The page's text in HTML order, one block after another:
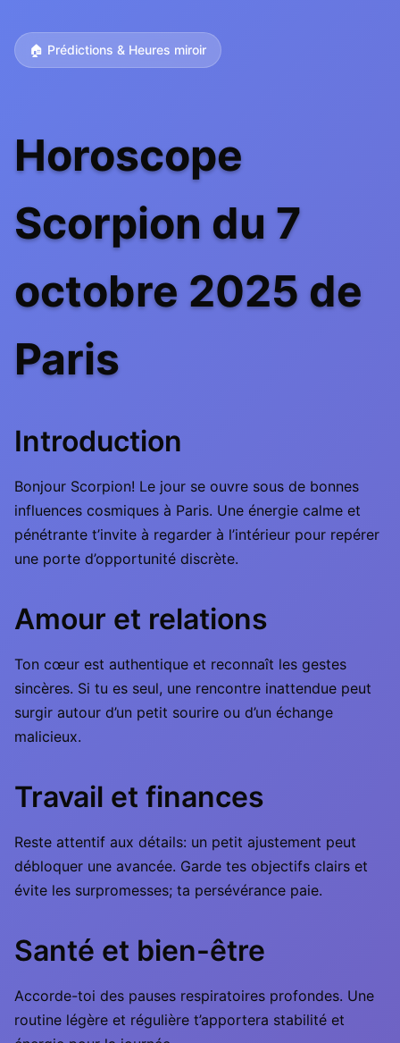
🏠 Prédictions & Heures miroir
Horoscope
Scorpion du 7
octobre 2025 de
Paris
Introduction
Bonjour Scorpion! Le jour se ouvre sous de bonnes
influences cosmiques à Paris. Une énergie calme et
pénétrante t’invite à regarder à l’intérieur pour repérer
une porte d’opportunité discrète.
Amour et relations
Ton cœur est authentique et reconnaît les gestes
sincères. Si tu es seul, une rencontre inattendue peut
surgir autour d’un petit sourire ou d’un échange
malicieux.
Travail et finances
Reste attentif aux détails: un petit ajustement peut
débloquer une avancée. Garde tes objectifs clairs et
évite les surpromesses; ta persévérance paie.
Santé et bien-être
Accorde-toi des pauses respiratoires profondes. Une
routine légère et régulière t’apportera stabilité et